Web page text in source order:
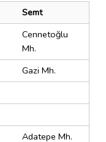
Semt
Cennetoğlu
Mh.
Gazi Mh.
Adatepe Mh.